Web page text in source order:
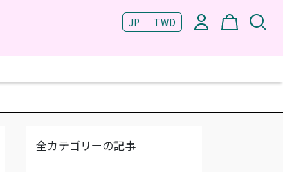
JP ｜ TWD
全カテゴリーの記事